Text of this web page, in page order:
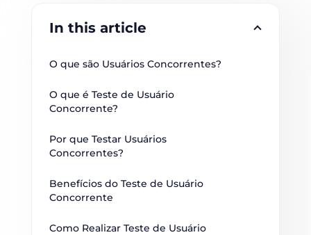
In this article
O que são Usuários Concorrentes?
O que é Teste de Usuário
Concorrente?
Por que Testar Usuários
Concorrentes?
Benefícios do Teste de Usuário
Concorrente
Como Realizar Teste de Usuário